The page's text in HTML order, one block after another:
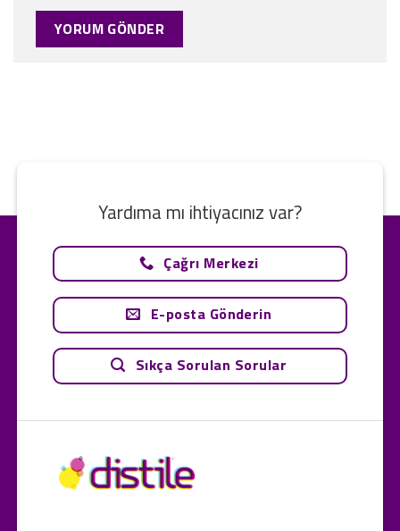
Yardıma mı ihtiyacınız var?
Çağrı Merkezi
E-posta Gönderin
Sıkça Sorulan Sorular